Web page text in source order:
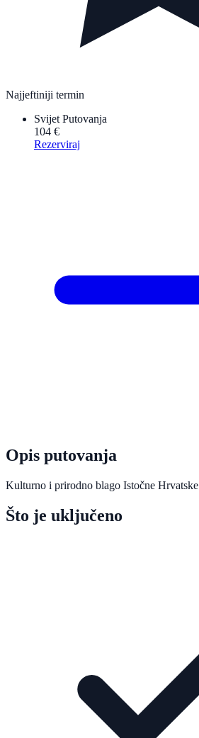
Najjeftiniji termin
Svijet Putovanja
104 €
Rezerviraj
Opis putovanja
Kulturno i prirodno blago Istočne Hrvatske
Što je uključeno